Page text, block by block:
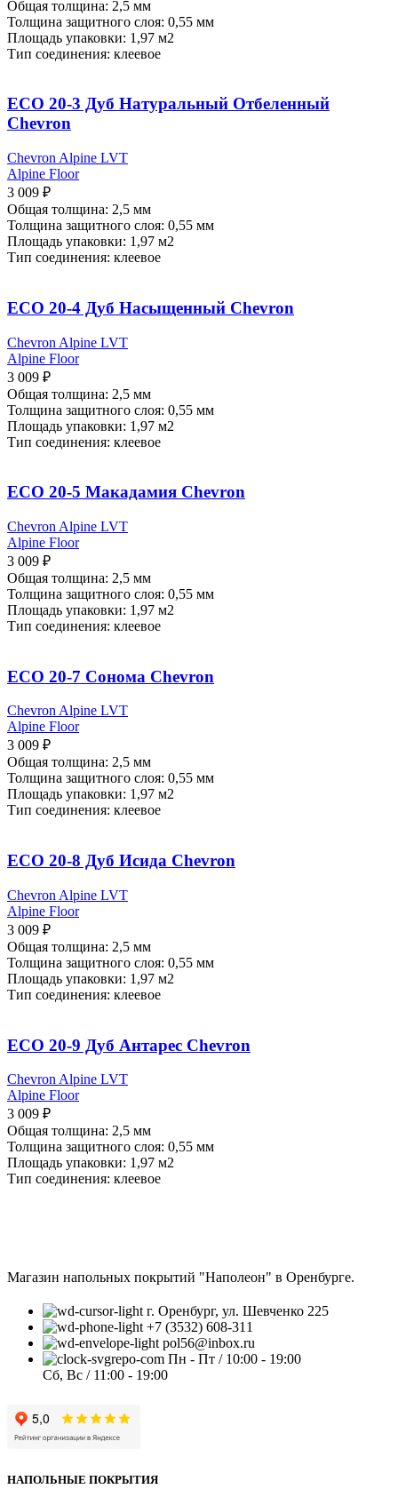
Общая толщина: 2,5 мм
Толщина защитного слоя: 0,55 мм
Площадь упаковки: 1,97 м2
Тип соединения: клеевое
ECO 20-3 Дуб Натуральный Отбеленный
Chevron
Chevron Alpine LVT
Alpine Floor
3 009 ₽
Общая толщина: 2,5 мм
Толщина защитного слоя: 0,55 мм
Площадь упаковки: 1,97 м2
Тип соединения: клеевое
ECO 20-4 Дуб Насыщенный Chevron
Chevron Alpine LVT
Alpine Floor
3 009 ₽
Общая толщина: 2,5 мм
Толщина защитного слоя: 0,55 мм
Площадь упаковки: 1,97 м2
Тип соединения: клеевое
ECO 20-5 Макадамия Chevron
Chevron Alpine LVT
Alpine Floor
3 009 ₽
Общая толщина: 2,5 мм
Толщина защитного слоя: 0,55 мм
Площадь упаковки: 1,97 м2
Тип соединения: клеевое
ECO 20-7 Сонома Chevron
Chevron Alpine LVT
Alpine Floor
3 009 ₽
Общая толщина: 2,5 мм
Толщина защитного слоя: 0,55 мм
Площадь упаковки: 1,97 м2
Тип соединения: клеевое
ECO 20-8 Дуб Исида Chevron
Chevron Alpine LVT
Alpine Floor
3 009 ₽
Общая толщина: 2,5 мм
Толщина защитного слоя: 0,55 мм
Площадь упаковки: 1,97 м2
Тип соединения: клеевое
ECO 20-9 Дуб Антарес Chevron
Chevron Alpine LVT
Alpine Floor
3 009 ₽
Общая толщина: 2,5 мм
Толщина защитного слоя: 0,55 мм
Площадь упаковки: 1,97 м2
Тип соединения: клеевое
Магазин напольных покрытий "Наполеон" в Оренбурге.
г. Оренбург, ул. Шевченко 225
+7 (3532) 608-311
pol56@inbox.ru
Пн - Пт / 10:00 - 19:00
Сб, Вс / 11:00 - 19:00
НАПОЛЬНЫЕ ПОКРЫТИЯ